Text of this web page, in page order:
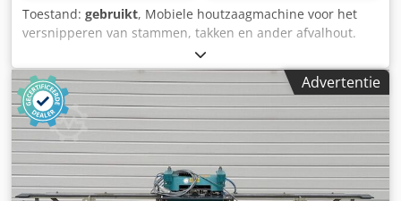
Toestand: gebruikt, Mobiele houtzaagmachine voor het
versnipperen van stammen, takken en ander afvalhout.
Technische specificaties: - Lengte: 950 mm - Breedte: 600
mm - Zaaghoogte: ca. 60 mm - Motor: 1,5 kW Chodpszryt
Esfx Ag Esa - Aansluiting: 220 V
Advertentie